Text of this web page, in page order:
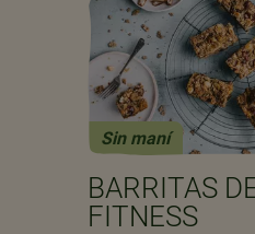
Sin maní
BARRITAS
FITNESS